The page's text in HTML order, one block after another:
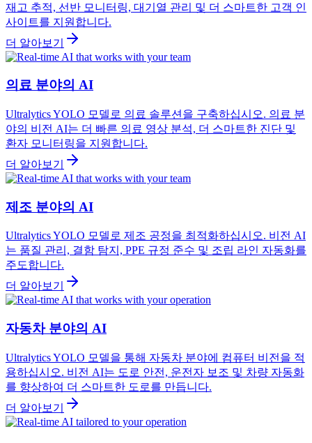
재고 추적, 선반 모니터링, 대기열 관리 및 더 스마트한 고객 인
사이트를 지원합니다.
더 알아보기
의료 분야의 AI
Ultralytics YOLO 모델로 의료 솔루션을 구축하십시오. 의료 분
야의 비전 AI는 더 빠른 의료 영상 분석, 더 스마트한 진단 및
환자 모니터링을 지원합니다.
더 알아보기
제조 분야의 AI
Ultralytics YOLO 모델로 제조 공정을 최적화하십시오. 비전 AI
는 품질 관리, 결함 탐지, PPE 규정 준수 및 조립 라인 자동화를
주도합니다.
더 알아보기
자동차 분야의 AI
Ultralytics YOLO 모델을 통해 자동차 분야에 컴퓨터 비전을 적
용하십시오. 비전 AI는 도로 안전, 운전자 보조 및 차량 자동화
를 향상하여 더 스마트한 도로를 만듭니다.
더 알아보기